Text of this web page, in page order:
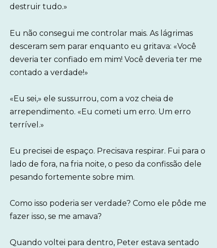
destruir tudo.»
Eu não consegui me controlar mais. As lágrimas
desceram sem parar enquanto eu gritava: «Você
deveria ter confiado em mim! Você deveria ter me
contado a verdade!»
«Eu sei,» ele sussurrou, com a voz cheia de
arrependimento. «Eu cometi um erro. Um erro
terrível.»
Eu precisei de espaço. Precisava respirar. Fui para o
lado de fora, na fria noite, o peso da confissão dele
pesando fortemente sobre mim.
Como isso poderia ser verdade? Como ele pôde me
fazer isso, se me amava?
Quando voltei para dentro, Peter estava sentado